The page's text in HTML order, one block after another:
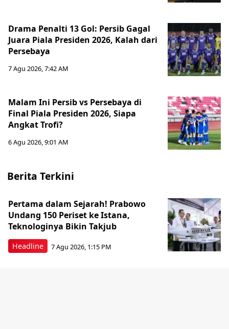
Drama Penalti 13 Gol: Persib Gagal
Juara Piala Presiden 2026, Kalah dari
Persebaya
7 Agu 2026, 7:42 AM
Malam Ini Persib vs Persebaya di
Final Piala Presiden 2026, Siapa
Angkat Trofi?
6 Agu 2026, 9:01 AM
Berita Terkini
Headline
Pertama dalam Sejarah! Prabowo
Undang 150 Periset ke Istana,
Teknologinya Bikin Takjub
7 Agu 2026, 1:15 PM